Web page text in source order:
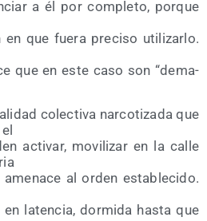
a él por com­ple­to, por­que
en que fue­ra pre­ci­so uti­li­zar­lo.
que en este caso son “dema­
colec­ti­va nar­co­ti­za­da que
acti­var, movi­li­zar en la calle
al orden esta­ble­ci­do.
laten­cia, dor­mi­da has­ta que